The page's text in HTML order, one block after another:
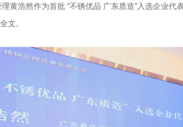
关于为会员提供专属免费品牌宣传服务的通知
黄浩然作为首批 “不锈优品 广东质造”入选企业代
文。